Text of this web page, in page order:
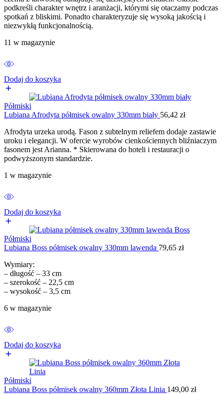
podkreśli charakter wnętrz i aranżacji, którymi się otaczamy podczas
spotkań z bliskimi. Ponadto charakteryzuje się wysoką jakością i
niezwykłą funkcjonalnością.
11 w magazynie
Dodaj do koszyka
Półmiski
Lubiana Afrodyta półmisek owalny 330mm biały 56,42 zł
Afrodyta urzeka urodą. Fason z subtelnym reliefem dodaje zastawie
uroku i elegancji. W ofercie wyrobów cienkościennych bliźniaczym
fasonem jest Arianna. * Skierowana do hoteli i restauracji o
podwyższonym standardzie.
1 w magazynie
Dodaj do koszyka
Półmiski
Lubiana Boss półmisek owalny 330mm lawenda 79,65 zł
Wymiary:
– długość – 33 cm
– szerokość – 22,5 cm
– wysokość – 3,5 cm
6 w magazynie
Dodaj do koszyka
Półmiski
Lubiana Boss półmisek owalny 360mm Złota Linia 149,00 zł